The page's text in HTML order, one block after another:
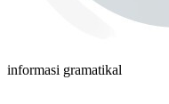
informasi gramatikal